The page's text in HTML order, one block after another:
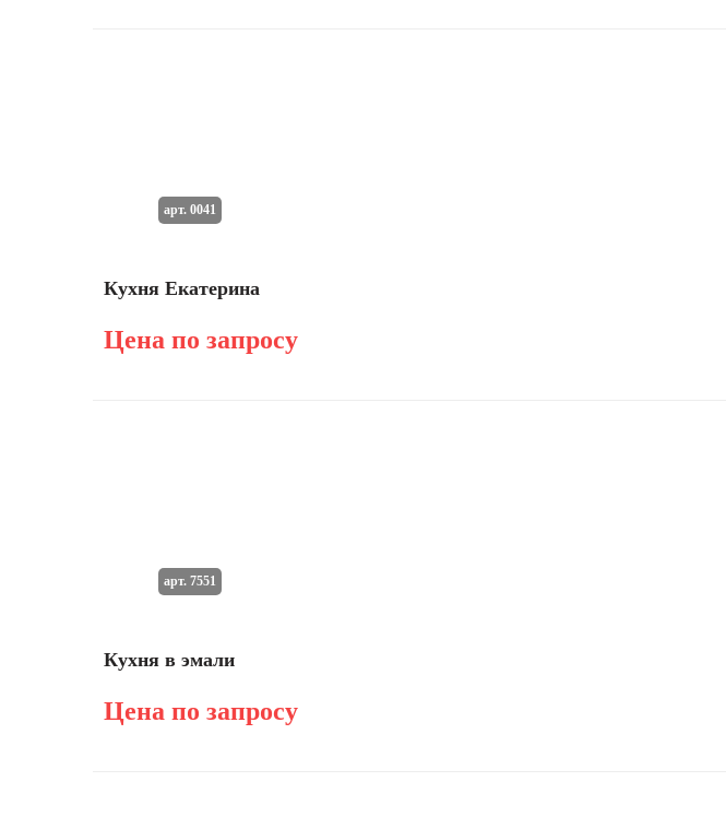
Кухня Екатерина
Цена по запросу
арт. 0041
Кухня в эмали
Цена по запросу
арт. 7551